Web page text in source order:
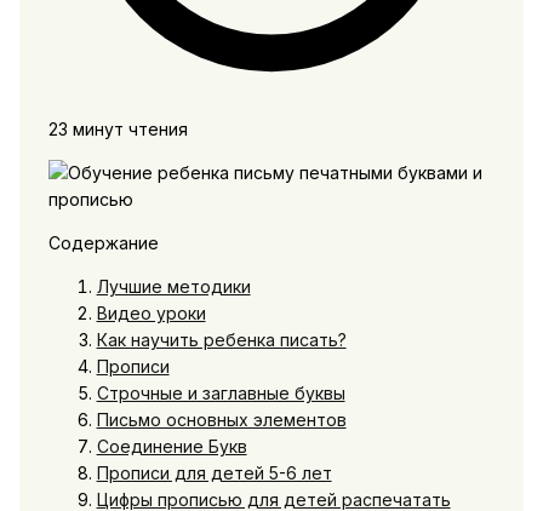
23 минут чтения
Содержание
Лучшие методики
Видео уроки
Как научить ребенка писать?
Прописи
Строчные и заглавные буквы
Письмо основных элементов
Соединение Букв
Прописи для детей 5-6 лет
Цифры прописью для детей распечатать